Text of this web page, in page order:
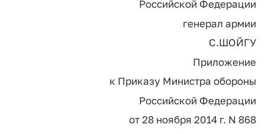
Российской Федерации
генерал армии
С.ШОЙГУ
Приложение
к Приказу Министра обороны
Российской Федерации
от 28 ноября 2014 г. N 868